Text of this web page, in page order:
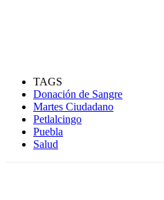
TAGS
Donación de Sangre
Martes Ciudadano
Petlalcingo
Puebla
Salud